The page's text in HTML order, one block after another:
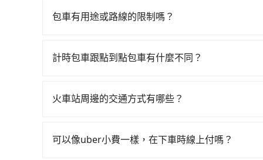
台灣客戶技術中心，不然就是需要一次租用多天
台北-桃園一天最多有72班次高鐵可搭乘。假設從
黃後約花26分鐘、車費400元後，抵達3M台灣客
外浪費34分鐘在轉乘與等車上，現在還不馬上來
包車有用途或路線的限制嗎？
論是清明掃墓、包車旅遊、參加喜宴/喪禮、就醫
一週內寄出電子收據。
計時包車跟點到點包車有什麼不同？
通常以每小時為單位，客戶可以根據自己的需要
一個城市的長途包車。
火車站周邊的交通方式有哪些？
相對便宜經濟。 計程車：乘坐計程車到達或離開
可以像uber小費一樣，在下車時線上付嗎？